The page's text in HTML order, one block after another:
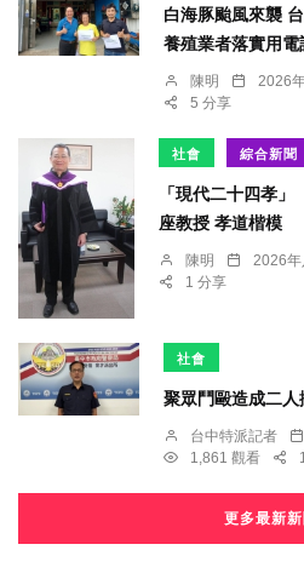
白海豚颱風來襲
養殖業者落實用電
陳明 2026
5 分享
社會 綜合新聞
「現代二十四孝
座教授 孝道楷模
陳明 2026年
1 分享
社會
聚眾鬥毆造成二
台中特派記者
1,861 觀看
更多最新新